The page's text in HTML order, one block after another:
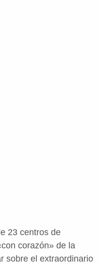
23 centros de
corazón» de la
sobre el extraordinario